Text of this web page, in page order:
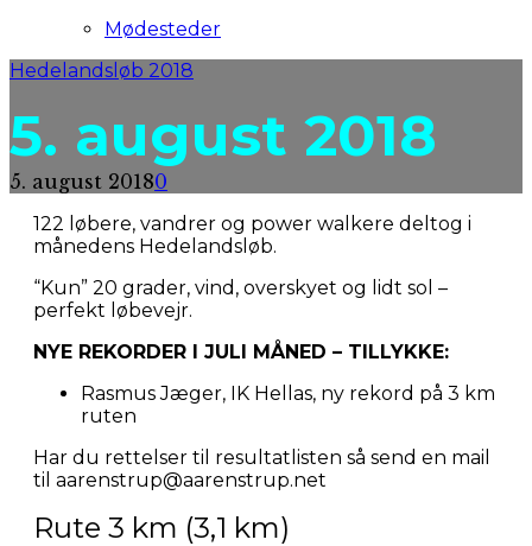
Mødesteder
Hedelandsløb 2018
5. august 2018
5. august 20180
122 løbere, vandrer og power walkere deltog i
månedens Hedelandsløb.
“Kun” 20 grader, vind, overskyet og lidt sol –
perfekt løbevejr.
NYE REKORDER I JULI MÅNED – TILLYKKE:
Rasmus Jæger, IK Hellas, ny rekord på 3 km
ruten
Har du rettelser til resultatlisten så send en mail
til aarenstrup@aarenstrup.net
Rute 3 km (3,1 km)